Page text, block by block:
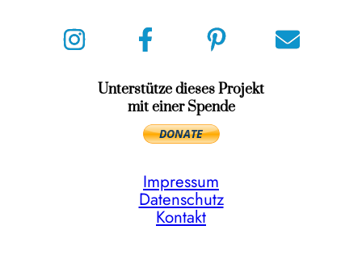
Unterstütze dieses Projekt
mit einer Spende
Impressum
Datenschutz
Kontakt